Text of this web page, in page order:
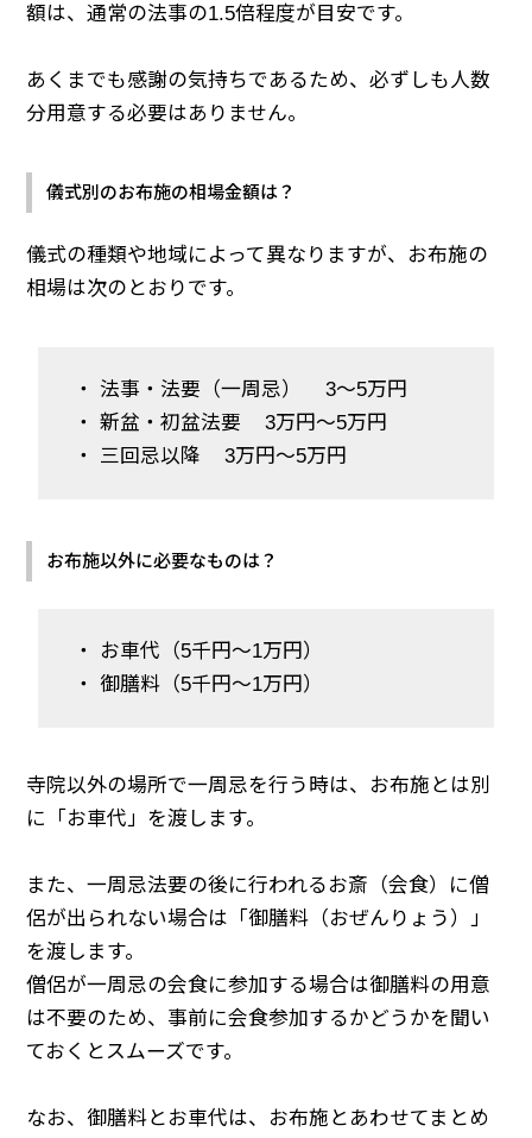
額は、通常の法事の1.5倍程度が目安です。
あくまでも感謝の気持ちであるため、必ずしも人数
分用意する必要はありません。
儀式別のお布施の相場金額は？
儀式の種類や地域によって異なりますが、お布施の
相場は次のとおりです。
・ 法事・法要（一周忌） 3～5万円
・ 新盆・初盆法要 3万円～5万円
・ 三回忌以降 3万円～5万円
お布施以外に必要なものは？
・ お車代（5千円～1万円）
・ 御膳料（5千円～1万円）
寺院以外の場所で一周忌を行う時は、お布施とは別
に「お車代」を渡します。
また、一周忌法要の後に行われるお斎（会食）に僧
侶が出られない場合は「御膳料（おぜんりょう）」
を渡します。
僧侶が一周忌の会食に参加する場合は御膳料の用意
は不要のため、事前に会食参加するかどうかを聞い
ておくとスムーズです。
なお、御膳料とお車代は、お布施とあわせてまとめ